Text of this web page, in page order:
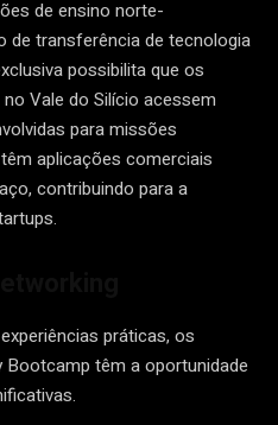
de ensino norte-
de transferência de tecnologia
possibilita que os
Vale do Silício acessem
para missões
aplicações comerciais
contribuindo para a
práticas, os
têm a oportunidade